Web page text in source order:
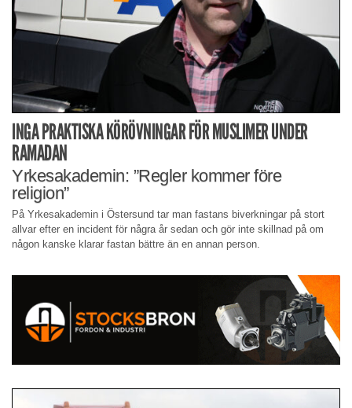
INGA PRAKTISKA KÖRÖVNINGAR FÖR MUSLIMER UNDER
RAMADAN
Yrkesakademin: ”Regler kommer före
religion”
På Yrkesakademin i Östersund tar man fastans biverkningar på stort
allvar efter en incident för några år sedan och gör inte skillnad på om
någon kanske klarar fastan bättre än en annan person.